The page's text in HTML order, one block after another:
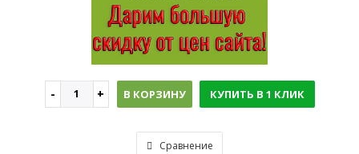
В КОРЗИНУ КУПИТЬ В 1 КЛИК
Сравнение